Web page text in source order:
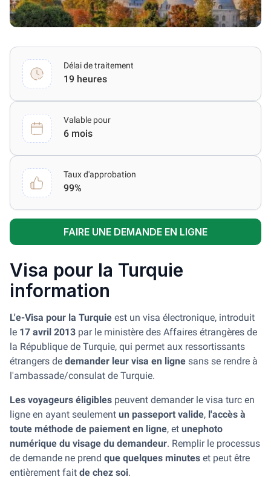
Délai de traitement
19 heures
Valable pour
6 mois
Taux d'approbation
99%
FAIRE UNE DEMANDE EN LIGNE
Visa pour la Turquie
information
L'e-Visa pour la Turquie est un visa électronique, introduit
le 17 avril 2013 par le ministère des Affaires étrangères de
la République de Turquie, qui permet aux ressortissants
étrangers de demander leur visa en ligne sans se rendre à
l'ambassade/consulat de Turquie.
Les voyageurs éligibles peuvent demander le visa turc en
ligne en ayant seulement un passeport valide, l'accès à
toute méthode de paiement en ligne, et unephoto
numérique du visage du demandeur. Remplir le processus
de demande ne prend que quelques minutes et peut être
entièrement fait de chez soi.